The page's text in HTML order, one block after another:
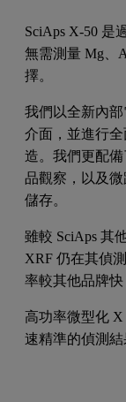
SciAps X-50 是
無需測量 Mg、
擇。
我們以全新內
介面，並進行
造。我們更配
品觀察，以及
儲存。
雖較 SciAps 其
XRF 仍在其偵
率較其他品牌快
高功率微型化
速精準的偵測結